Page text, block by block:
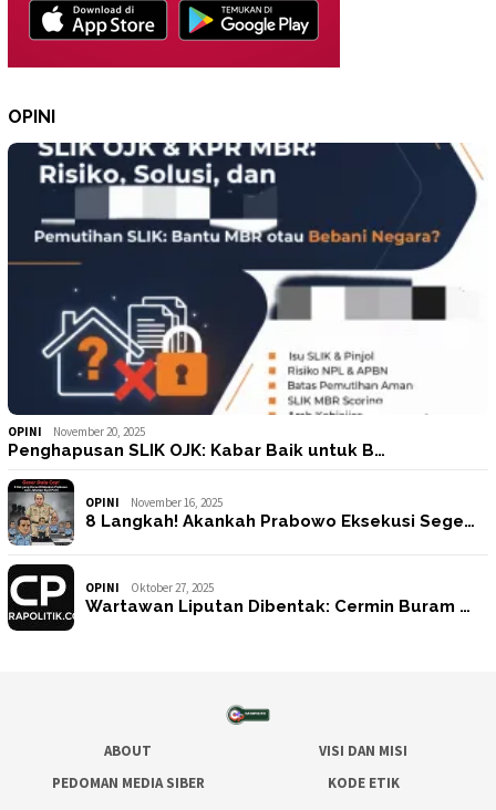
OPINI
OPINI November 20, 2025
Penghapusan SLIK OJK: Kabar Baik untuk B…
OPINI November 16, 2025
8 Langkah! Akankah Prabowo Eksekusi Sege…
OPINI Oktober 27, 2025
Wartawan Liputan Dibentak: Cermin Buram …
ABOUT
VISI DAN MISI
PEDOMAN MEDIA SIBER
KODE ETIK